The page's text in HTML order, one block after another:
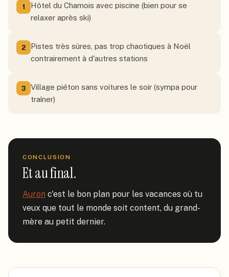
1
Hôtel du Chamois avec piscine (bien pour se
relaxer après ski)
2
Pistes très sûres, pas trop chaotiques à Noël
contrairement à d'autres stations
3
Village piéton sans voitures le soir (sympa pour
traîner)
CONCLUSION
Et au final.
Auron c'est le bon plan pour les vacances où tu
veux que tout le monde soit content, du grand-
mère au petit dernier.